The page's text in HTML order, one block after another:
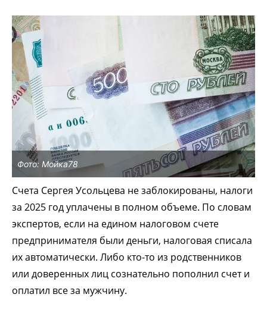
Фото: Мойка78
Счета Сергея Усольцева не заблокированы, налоги
за 2025 год уплачены в полном объеме. По словам
экспертов, если на едином налоговом счете
предпринимателя были деньги, налоговая списала
их автоматически. Либо кто-то из родственников
или доверенных лиц сознательно пополнил счет и
оплатил все за мужчину.